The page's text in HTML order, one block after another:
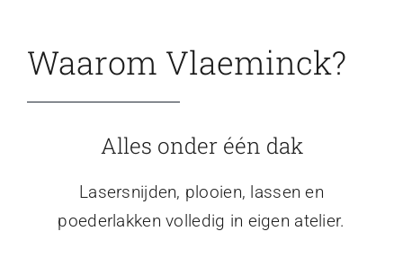
Waarom Vlaeminck?
Alles onder één dak
Lasersnijden, plooien, lassen en
poederlakken volledig in eigen atelier.